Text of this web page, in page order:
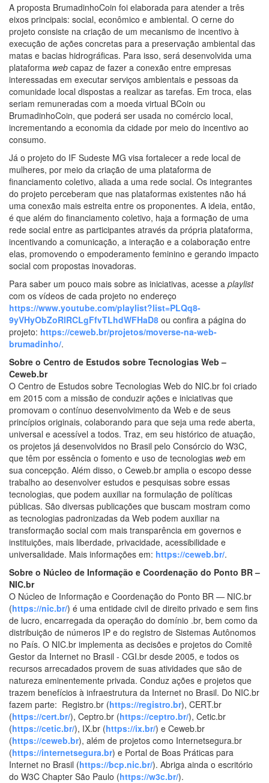
A proposta BrumadinhoCoin foi elaborada para atender a três
eixos principais: social, econômico e ambiental. O cerne do
projeto consiste na criação de um mecanismo de incentivo à
execução de ações concretas para a preservação ambiental das
matas e bacias hidrográficas. Para isso, será desenvolvida uma
plataforma web capaz de fazer a conexão entre empresas
interessadas em executar serviços ambientais e pessoas da
comunidade local dispostas a realizar as tarefas. Em troca, elas
seriam remuneradas com a moeda virtual BCoin ou
BrumadinhoCoin, que poderá ser usada no comércio local,
incrementando a economia da cidade por meio do incentivo ao
consumo.
Já o projeto do IF Sudeste MG visa fortalecer a rede local de
mulheres, por meio da criação de uma plataforma de
financiamento coletivo, aliada a uma rede social. Os integrantes
do projeto perceberam que nas plataformas existentes não há
uma conexão mais estreita entre os proponentes. A ideia, então,
é que além do financiamento coletivo, haja a formação de uma
rede social entre as participantes através da própria plataforma,
incentivando a comunicação, a interação e a colaboração entre
elas, promovendo o empoderamento feminino e gerando impacto
social com propostas inovadoras.
Para saber um pouco mais sobre as iniciativas, acesse a playlist
com os vídeos de cada projeto no endereço
https://www.youtube.com/playlist?list=PLQq8-
9yVHyObZoRlRCLgFfvTLhdWFHaD8 ou confira a página do
projeto: https://ceweb.br/projetos/moverse-na-web-
brumadinho/.
Sobre o Centro de Estudos sobre Tecnologias Web –
Ceweb.br
O Centro de Estudos sobre Tecnologias Web do NIC.br foi criado
em 2015 com a missão de conduzir ações e iniciativas que
promovam o contínuo desenvolvimento da Web e de seus
princípios originais, colaborando para que seja uma rede aberta,
universal e acessível a todos. Traz, em seu histórico de atuação,
os projetos já desenvolvidos no Brasil pelo Consórcio do W3C,
que têm por essência o fomento e uso de tecnologias web em
sua concepção. Além disso, o Ceweb.br amplia o escopo desse
trabalho ao desenvolver estudos e pesquisas sobre essas
tecnologias, que podem auxiliar na formulação de políticas
públicas. São diversas publicações que buscam mostram como
as tecnologias padronizadas da Web podem auxiliar na
transformação social com mais transparência em governos e
instituições, mais liberdade, privacidade, acessibilidade e
universalidade. Mais informações em: https://ceweb.br/.
Sobre o Núcleo de Informação e Coordenação do Ponto BR –
NIC.br
O Núcleo de Informação e Coordenação do Ponto BR — NIC.br
(https://nic.br/) é uma entidade civil de direito privado e sem fins
de lucro, encarregada da operação do domínio .br, bem como da
distribuição de números IP e do registro de Sistemas Autônomos
no País. O NIC.br implementa as decisões e projetos do Comitê
Gestor da Internet no Brasil - CGI.br desde 2005, e todos os
recursos arrecadados provem de suas atividades que são de
natureza eminentemente privada. Conduz ações e projetos que
trazem benefícios à infraestrutura da Internet no Brasil. Do NIC.br
fazem parte: Registro.br (https://registro.br), CERT.br
(https://cert.br/), Ceptro.br (https://ceptro.br/), Cetic.br
(https://cetic.br/), IX.br (https://ix.br/) e Ceweb.br
(https://ceweb.br), além de projetos como Internetsegura.br
(https://internetsegura.br) e Portal de Boas Práticas para
Internet no Brasil (https://bcp.nic.br/). Abriga ainda o escritório
do W3C Chapter São Paulo (https://w3c.br/).